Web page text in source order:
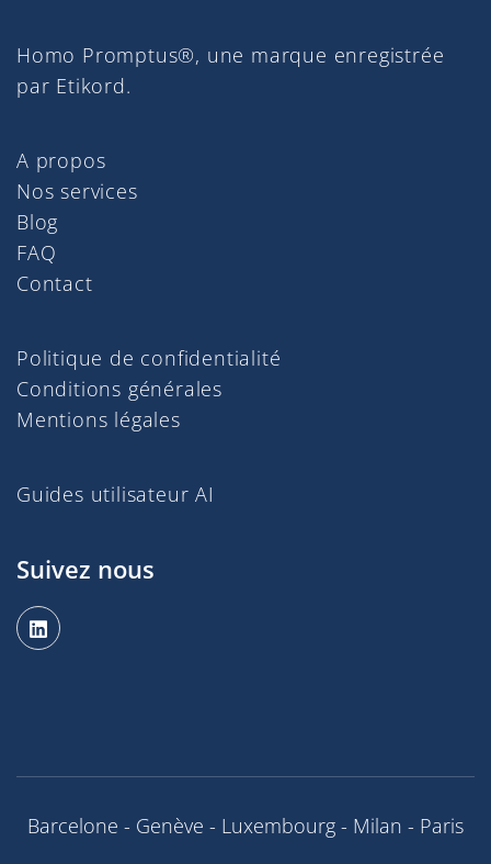
Homo Promptus®, une marque enregistrée
par Etikord.
A propos
Nos services
Blog
FAQ
Contact
Politique de confidentialité
Conditions générales
Mentions légales
Guides utilisateur AI
Suivez nous
Barcelone - Genève - Luxembourg - Milan - Paris